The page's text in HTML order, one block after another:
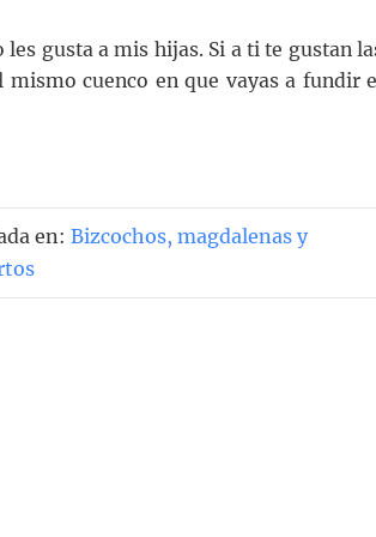
gusta a mis hijas. Si a ti te gustan
cuenco en que vayas a fundir
en: Bizcochos, magdalenas y